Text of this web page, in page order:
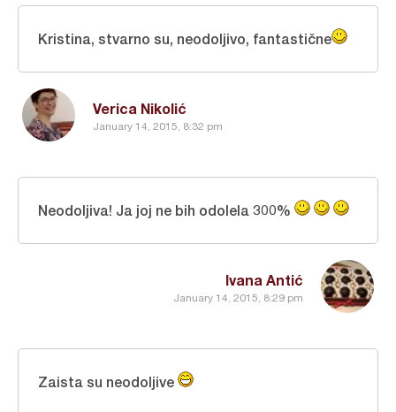
Verica Nikolić
January 14, 2015, 8:32 pm
Kristina, stvarno su, neodoljivo, fantastične
Ivana Antić
January 14, 2015, 8:29 pm
Neodoljiva! Ja joj ne bih odolela 300%
Zaista su neodoljive